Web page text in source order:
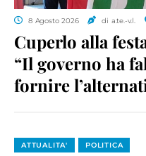
8 Agosto 2026 di a.te.-v.l.
Cuperlo alla
“Il governo ha
fornire
ATTUALITA' POLITICA